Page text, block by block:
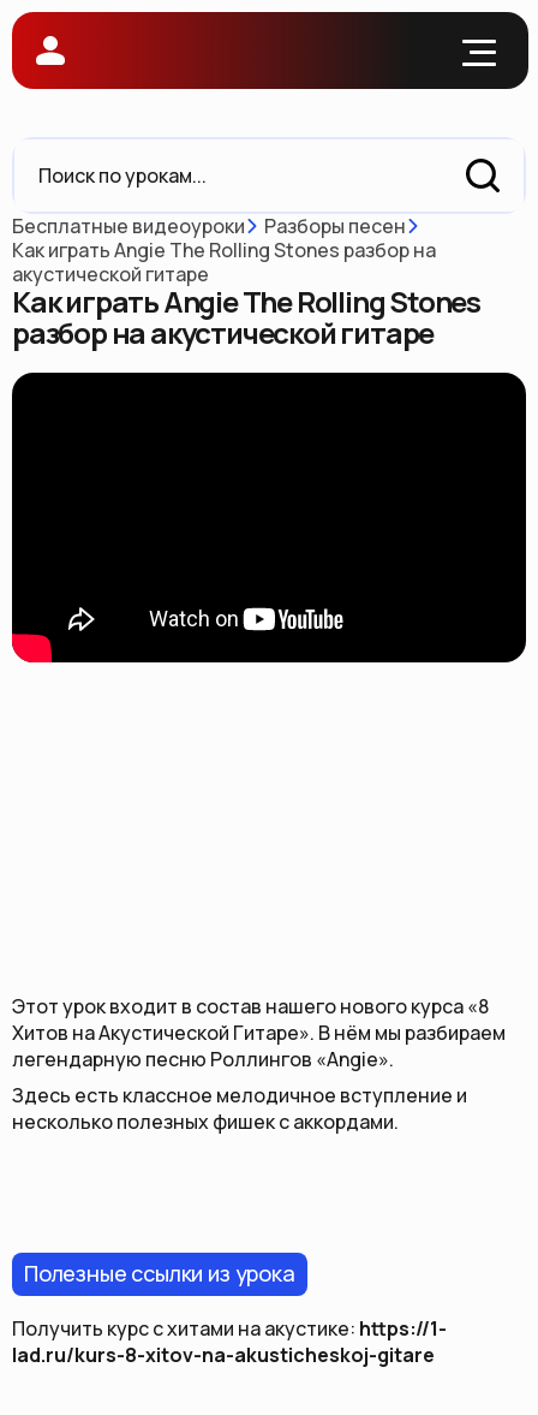
Бесплатные видеоуроки
Разборы песен
Как играть Angie The Rolling Stones разбор на
акустической гитаре
Как играть Angie The Rolling Stones
разбор на акустической гитаре
Этот урок входит в состав нашего нового курса «8
Хитов на Акустической Гитаре». В нём мы разбираем
легендарную песню Роллингов «Angie».
Здесь есть классное мелодичное вступление и
несколько полезных фишек с аккордами.
Полезные ссылки из урока
Получить курс с хитами на акустике: https://1-
lad.ru/kurs-8-xitov-na-akusticheskoj-gitare